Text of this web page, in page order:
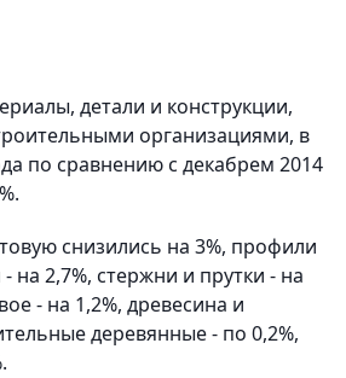
детали и конструкции,
организациями, в
по сравнению с декабрем 2014
снизились на 3%, профили
на 2,7%, стержни и прутки - на
- на 1,2%, древесина и
деревянные - по 0,2%,